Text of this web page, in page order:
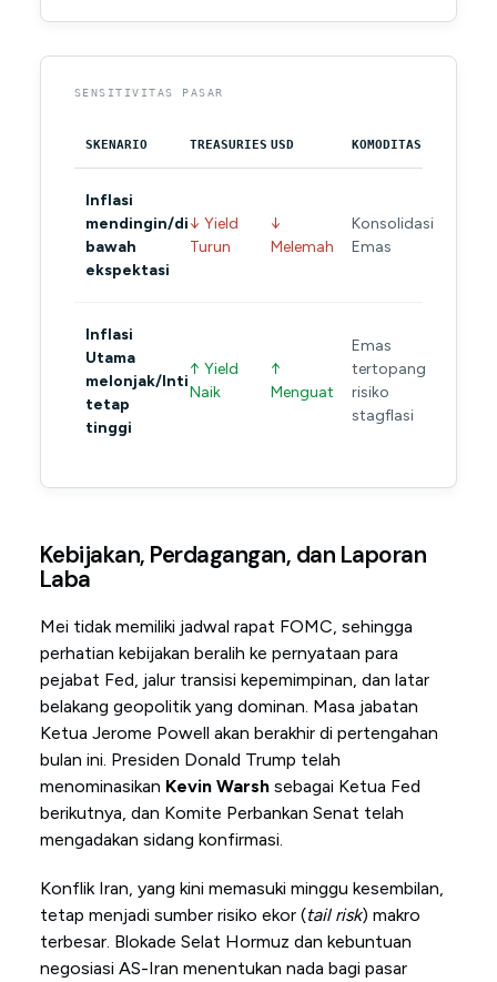
SENSITIVITAS PASAR
SKENARIO TREASURIES USD KOMODITAS
Inflasi
mendingin/di
bawah
ekspektasi
↓ Yield
Turun
↓
Melemah
Konsolidasi
Emas
Inflasi
Utama
melonjak/Inti
tetap
tinggi
↑ Yield
Naik
↑
Menguat
Emas
tertopang
risiko
stagflasi
Kebijakan, Perdagangan, dan Laporan
Laba
Mei tidak memiliki jadwal rapat FOMC, sehingga
perhatian kebijakan beralih ke pernyataan para
pejabat Fed, jalur transisi kepemimpinan, dan latar
belakang geopolitik yang dominan. Masa jabatan
Ketua Jerome Powell akan berakhir di pertengahan
bulan ini. Presiden Donald Trump telah
menominasikan Kevin Warshsebagai Ketua Fed
berikutnya, dan Komite Perbankan Senat telah
mengadakan sidang konfirmasi.
Konflik Iran, yang kini memasuki minggu kesembilan,
tetap menjadi sumber risiko ekor (tail risk) makro
terbesar. Blokade Selat Hormuz dan kebuntuan
negosiasi AS-Iran menentukan nada bagi pasar